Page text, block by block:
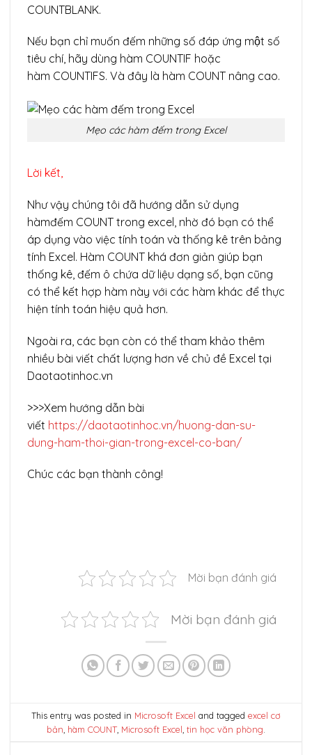
COUNTBLANK.
Nếu bạn chỉ muốn đếm những số đáp ứng một số
tiêu chí, hãy dùng hàm COUNTIF hoặc
hàm COUNTIFS. Và đây là hàm COUNT nâng cao.
Mẹo các hàm đếm trong Excel
Lời kết,
Như vậy chúng tôi đã hướng dẫn sử dụng
hàmđếm COUNT trong excel, nhờ đó bạn có thể
áp dụng vào việc tính toán và thống kê trên bảng
tính Excel. Hàm COUNT khá đơn giản giúp bạn
thống kê, đếm ô chứa dữ liệu dạng số, bạn cũng
có thể kết hợp hàm này với các hàm khác để thực
hiện tính toán hiệu quả hơn.
Ngoài ra, các bạn còn có thể tham khảo thêm
nhiều bài viết chất lượng hơn về chủ đề Excel tại
Daotaotinhoc.vn
>>>Xem hướng dẫn bài
viết https://daotaotinhoc.vn/huong-dan-su-
dung-ham-thoi-gian-trong-excel-co-ban/
Chúc các bạn thành công!
Mời bạn đánh giá
Mời bạn đánh giá
This entry was posted in Microsoft Excel and tagged excel cơ
bản hàm COUNT, Microsoft Excel tin học văn phòng